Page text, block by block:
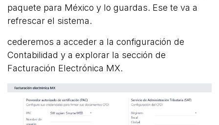
paquete para México y lo guardas. Ese te va a
refrescar el sistema.
cederemos a acceder a la configuración de
Contabilidad y a explorar la sección de
Facturación Electrónica MX.